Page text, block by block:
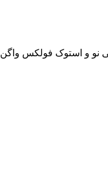
نو و استوک فولکس واگن